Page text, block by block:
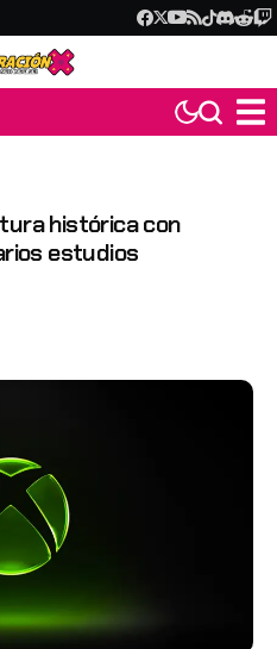
histórica con
estudios